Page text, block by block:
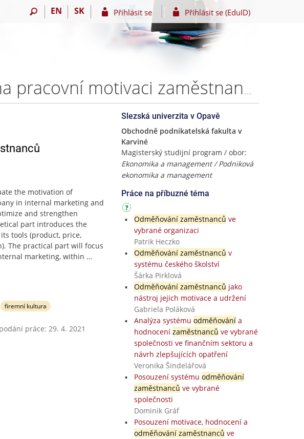
EN SK Přihlásit se Přihlásit se (EduID)
Interní marketing vybrané firmy zaměřený na pracovní motivaci zaměstnanců – Bc. Lenka Morawiecová
the motivation of
in internal marketing and
and strengthen
part introduces the
tools (product, price,
The practical part will focus
marketing, within …
firemní kultura
práce: 29. 4. 2021
Slezská univerzita v Opavě
Obchodně podnikatelská fakulta v
Karviné
Magisterský studijní program / obor:
Ekonomika a management / Podniková
ekonomika a management
Práce na příbuzné téma
Odměňování zaměstnanců ve
vybrané organizaci
Patrik Heczko
Odměňování zaměstnanců v
systému českého školství
Šárka Pirklová
Odměňování zaměstnanců jako
nástroj jejich motivace a udržení
Gabriela Poláková
Analýza systému odměňovánía
hodnocení zaměstnanců ve vybrané
společnosti ve finančním sektoru a
návrh zlepšujících opatření
Veronika Šindelářová
Posouzení systému odměňování
zaměstnanců ve vybrané
společnosti
Dominik Gráf
Posouzení motivace, hodnocení a
odměňování zaměstnanců ve